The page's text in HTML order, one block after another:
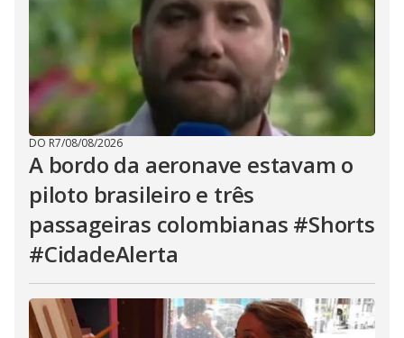
DO R7/08/08/2026
A bordo da aeronave estavam o
piloto brasileiro e três
passageiras colombianas #Shorts
#CidadeAlerta